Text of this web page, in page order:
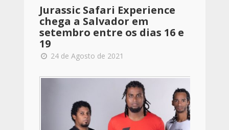
Jurassic Safari Experience
chega a Salvador em
setembro entre os dias 16 e
19
24 de Agosto de 2021